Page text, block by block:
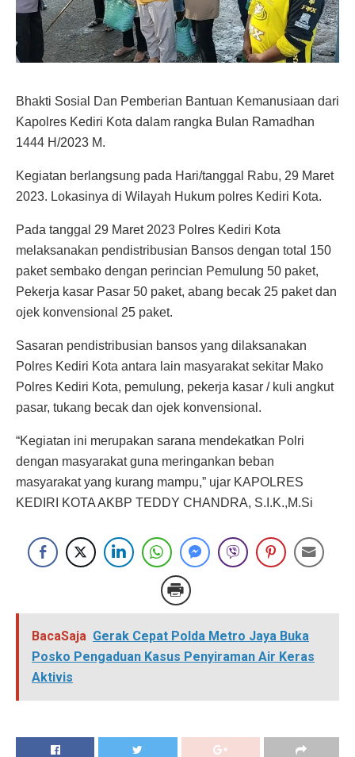
Bhakti Sosial Dan Pemberian Bantuan Kemanusiaan dari
Kapolres Kediri Kota dalam rangka Bulan Ramadhan
1444 H/2023 M.
Kegiatan berlangsung pada Hari/tanggal Rabu, 29 Maret
2023. Lokasinya di Wilayah Hukum polres Kediri Kota.
Pada tanggal 29 Maret 2023 Polres Kediri Kota
melaksanakan pendistribusian Bansos dengan total 150
paket sembako dengan perincian Pemulung 50 paket,
Pekerja kasar Pasar 50 paket, abang becak 25 paket dan
ojek konvensional 25 paket.
Sasaran pendistribusian bansos yang dilaksanakan
Polres Kediri Kota antara lain masyarakat sekitar Mako
Polres Kediri Kota, pemulung, pekerja kasar / kuli angkut
pasar, tukang becak dan ojek konvensional.
“Kegiatan ini merupakan sarana mendekatkan Polri
dengan masyarakat guna meringankan beban
masyarakat yang kurang mampu,” ujar KAPOLRES
KEDIRI KOTA AKBP TEDDY CHANDRA, S.I.K.,M.Si
BacaSaja Gerak Cepat Polda Metro Jaya Buka
Posko Pengaduan Kasus Penyiraman Air Keras
Aktivis